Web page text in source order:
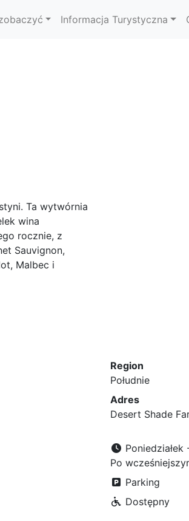
Informacja Turystyczna
Ta wytwórnia
wina
rocznie, z
Sauvignon,
Malbec i
Region
Południe
Adres
Desert Shade
Po
Parking
Dostępny